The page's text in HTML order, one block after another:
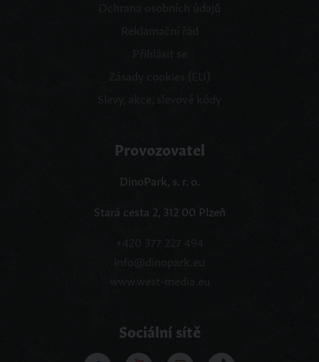
Provozovatel
DinoPark, s. r. o.
Stará cesta 2, 312 00 Plzeň
info@dinopark.eu
Sociální sítě